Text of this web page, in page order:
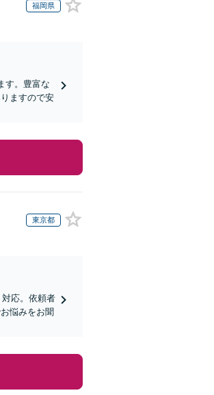
福岡県
す。豊富な
ますので安
東京都
対応。依頼者
悩みをお聞